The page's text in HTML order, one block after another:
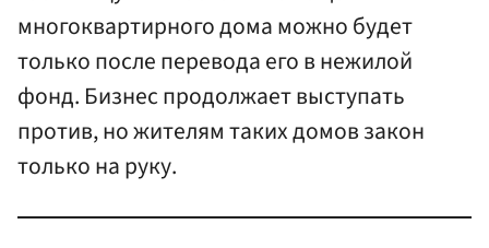
многоквартирного дома можно будет
только после перевода его в нежилой
фонд. Бизнес продолжает выступать
против, но жителям таких домов закон
только на руку.